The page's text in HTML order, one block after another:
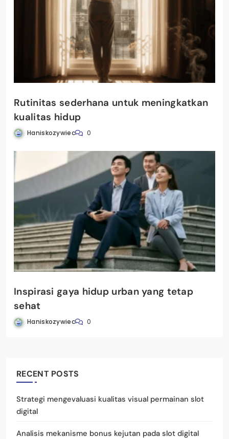
Rutinitas sederhana untuk meningkatkan
kualitas hidup
Haniskozywiec 0
Inspirasi gaya hidup urban yang tetap
sehat
Haniskozywiec 0
RECENT POSTS
Strategi mengevaluasi kualitas visual permainan slot
digital
Analisis mekanisme bonus kejutan pada slot digital